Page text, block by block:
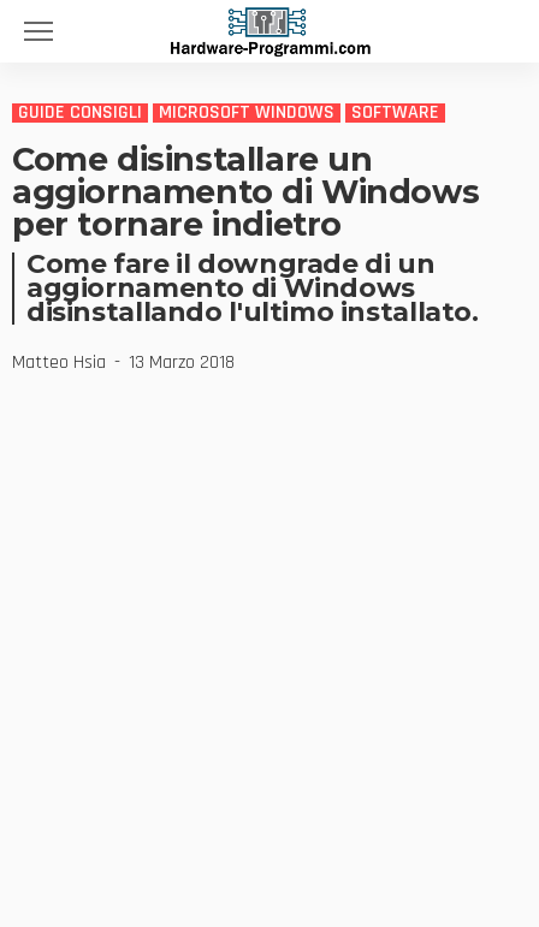
GUIDE CONSIGLI MICROSOFT WINDOWS SOFTWARE
Come disinstallare un
aggiornamento di Windows
per tornare indietro
Come fare il downgrade di un
aggiornamento di Windows
disinstallando l'ultimo installato.
Matteo Hsia 13 Marzo 2018